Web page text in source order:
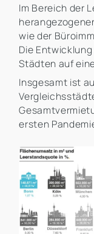
Im Bereich der
wie der
Die
Städten auf
Insgesamt ist
ersten